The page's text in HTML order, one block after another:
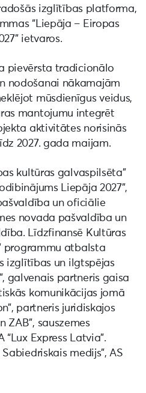
izglītības platforma,
“Liepāja – Eiropas
ietvaros.
pievērsta tradicionālo
nodošanai nākamajām
mūsdienīgus veidus,
mantojumu integrēt
aktivitātes norisinās
2027. gada maijam.
kultūras galvaspilsēta”
Liepāja 2027”,
un oficiālie
novada pašvaldība un
Līdzfinansē Kultūras
programmu atbalsta
izglītības un ilgtspējas
galvenais partneris gaisa
komunikācijas jomā
partneris juridiskajos
ZAB”, sauszemes
Express Latvia”.
medijs”, AS